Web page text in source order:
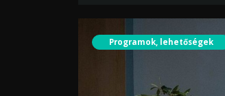
Programok, lehetőségek